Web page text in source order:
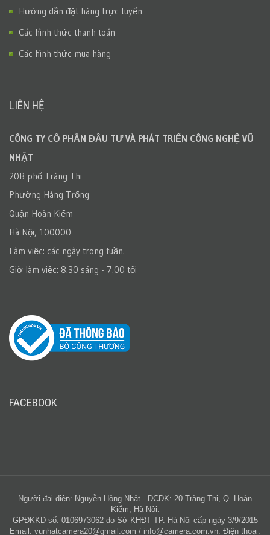
Hướng dẫn đặt hàng trực tuyến
Các hình thức thanh toán
Các hình thức mua hàng
LIÊN HỆ
CÔNG TY CỔ PHẦN ĐẦU TƯ VÀ PHÁT TRIỂN CÔNG NGHỆ VŨ
NHẬT
20B phố Tràng Thi
Phường Hàng Trống
Quận Hoàn Kiếm
Hà Nội, 100000
Làm việc: các ngày trong tuần.
Giờ làm việc: 8.30 sáng - 7.00 tối
FACEBOOK
Người đại diện: Nguyễn Hồng Nhật - ĐCĐK: 20 Tràng Thi, Q. Hoàn
Kiếm, Hà Nội.
GPĐKKD số: 0106973062 do Sở KHĐT TP. Hà Nội cấp ngày 3/9/2015
Email: vunhatcamera20@gmail.com / info@camera.com.vn . Điện thoại: